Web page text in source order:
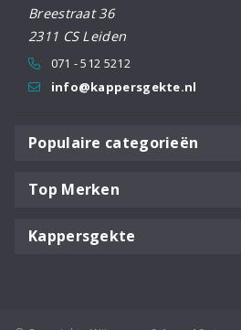
Breestraat 36
2311 CS Leiden
071 - 512 5212
info@kappersgekte.nl
Populaire categorieën
Top Merken
Kappersgekte